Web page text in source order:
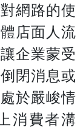
網路的使
店面人流
企業蒙受
閉消息或
於嚴峻情
消費者溝